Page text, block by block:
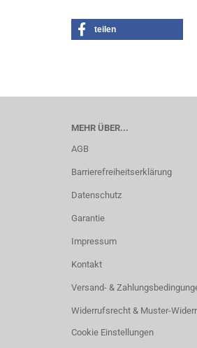
teilen
MEHR ÜBER...
AGB
Barrierefreiheitserklärung
Datenschutz
Garantie
Impressum
Kontakt
Versand- &
Widerrufsrecht & Muster-
Cookie Einstellungen